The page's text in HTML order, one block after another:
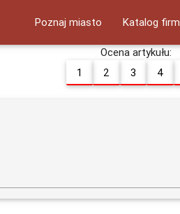
Poznaj miasto Katalog firm
Ocena artykułu:
1
2 3 4